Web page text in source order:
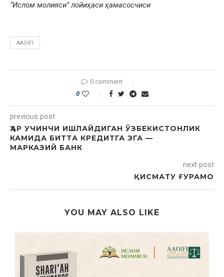
“Ислом молияси” лойиҳаси ҳамасосчиси
AAOIFI
0 comment
0
previous post
ҲАР УЧИНЧИ ИШЛАЙДИГАН ЎЗБЕКИСТОНЛИК
КАМИДА БИТТА КРЕДИТГА ЭГА —
МАРКАЗИЙ БАНК
next post
ҚИСМАТУ ҒУРАМО
YOU MAY ALSO LIKE